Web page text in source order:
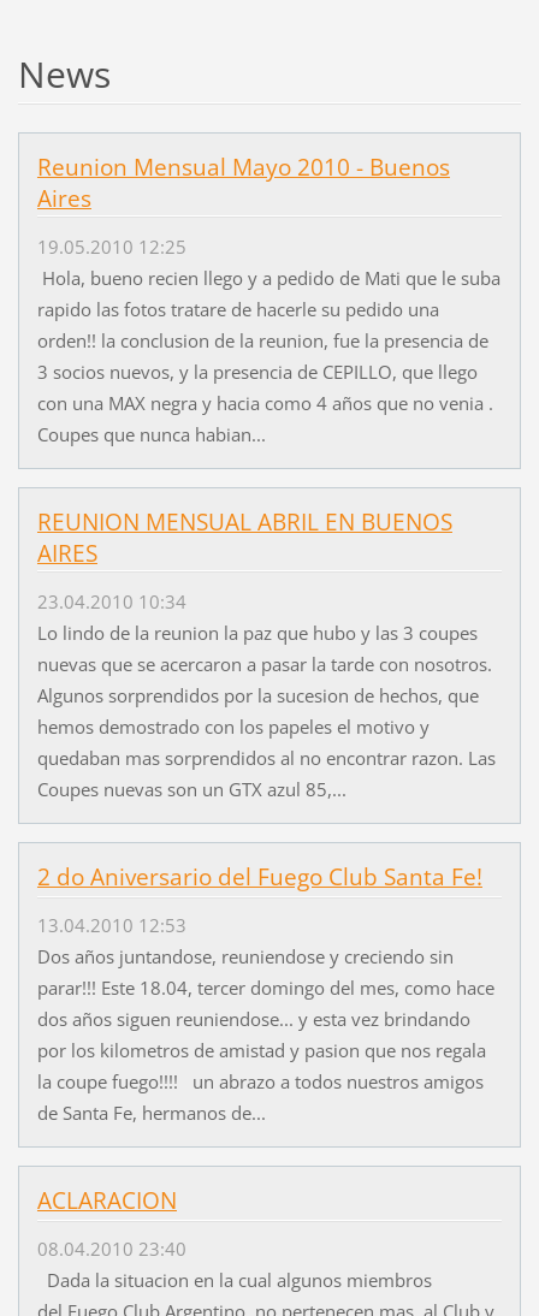
News
Reunion Mensual Mayo 2010 - Buenos
Aires
19.05.2010 12:25
Hola, bueno recien llego y a pedido de Mati que le suba
rapido las fotos tratare de hacerle su pedido una
orden!! la conclusion de la reunion, fue la presencia de
3 socios nuevos, y la presencia de CEPILLO, que llego
con una MAX negra y hacia como 4 años que no venia .
Coupes que nunca habian...
REUNION MENSUAL ABRIL EN BUENOS
AIRES
23.04.2010 10:34
Lo lindo de la reunion la paz que hubo y las 3 coupes
nuevas que se acercaron a pasar la tarde con nosotros.
Algunos sorprendidos por la sucesion de hechos, que
hemos demostrado con los papeles el motivo y
quedaban mas sorprendidos al no encontrar razon. Las
Coupes nuevas son un GTX azul 85,...
2 do Aniversario del Fuego Club Santa Fe!
13.04.2010 12:53
Dos años juntandose, reuniendose y creciendo sin
parar!!! Este 18.04, tercer domingo del mes, como hace
dos años siguen reuniendose... y esta vez brindando
por los kilometros de amistad y pasion que nos regala
la coupe fuego!!!! un abrazo a todos nuestros amigos
de Santa Fe, hermanos de...
ACLARACION
08.04.2010 23:40
Dada la situacion en la cual algunos miembros